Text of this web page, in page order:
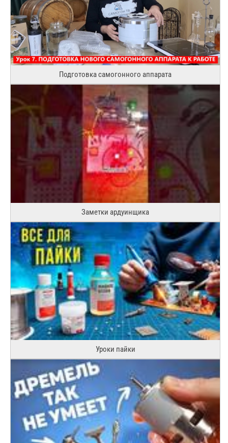
Подготовка самогонного аппарата
Заметки ардуинщика
Уроки пайки